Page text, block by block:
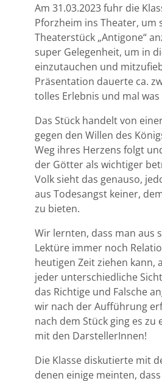
Am 31.03.2023 fuhr die
Pforzheim ins Theater, um
Theaterstück „Antigone“
super Gelegenheit, um in
einzutauchen und
Präsentation dauerte ca.
tolles Erlebnis und mal
Das Stück handelt von
gegen den Willen des
Weg ihres Herzens folgt
der Götter als wichtiger
Volk sieht das genauso,
aus Todesangst keiner,
zu bieten.
Wir lernten, dass man aus
Lektüre immer noch
heutigen Zeit ziehen kann,
jeder unterschiedliche
das Richtige und Falsche
wir nach der Aufführung
nach dem Stück ging es zu
mit den DarstellerInnen!
Die Klasse diskutierte mit
denen einige meinten,